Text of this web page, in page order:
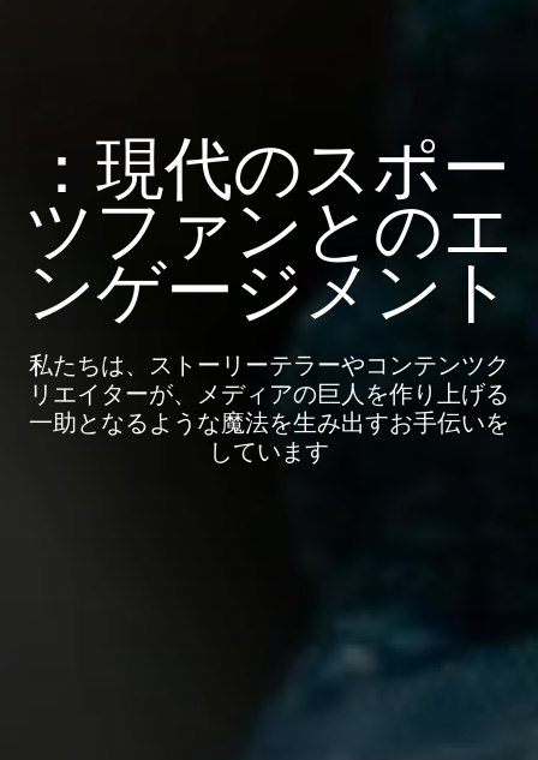
：現代のスポー
ツファンとのエ
ンゲージメント
私たちは、ストーリーテラーやコンテンツク
リエイターが、メディアの巨人を作り上げる
一助となるような魔法を生み出すお手伝いを
しています